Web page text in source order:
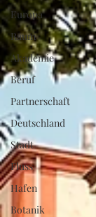
Europa
Raum
Akademie
Beruf
Partnerschaft
Deutschland
Stadt
Fluss
Hafen
Botanik